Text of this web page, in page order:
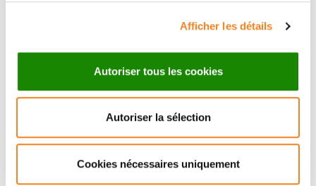
Afficher les détails
Autoriser tous les cookies
Autoriser la sélection
Cookies nécessaires uniquement
PUISIEUX
Professeur - Médecin